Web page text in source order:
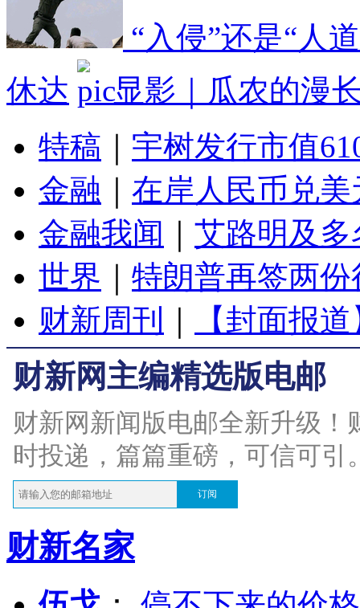
“入侵”还是“人
休达
显影｜瓜农的漫
特稿
宇树发行市值
金融
在岸人民币兑
金融我闻
艾路明及
世界
特朗普再签两
财新周刊
【封面报
财新网主编精选版电邮
财新网新闻版电邮全新升级
时投递，篇篇重磅，可信可引
订阅
财新名家